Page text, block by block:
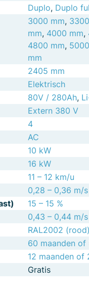
Duplo, Duplo
3000 mm,
mm, 4000 mm,
4800 mm,
mm
2405 mm
Elektrisch
80V / 280Ah,
Extern 380 V
4
AC
10 kW
16 kW
11 – 12 km/u
0,28 – 0,36 m/s
15 – 15 %
0,43 – 0,44 m/s
RAL2002 (rood)
60 maanden of
12 maanden of
Gratis